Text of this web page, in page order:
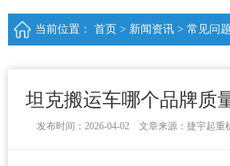
当前位置： 首页 > 新闻资讯 > 常见问题
坦克搬运车哪个品牌质
发布时间：2026-04-02 文章来源：捷宇起重